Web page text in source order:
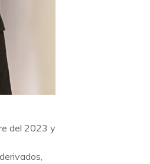
del 2023 y